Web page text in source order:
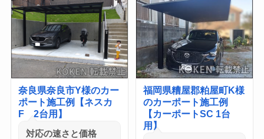
奈良県奈良市Y様のカー
ポート施工例【ネスカ
F 2台用】
対応の速さと価格
福岡県糟屋郡粕屋町K様
のカーポート施工例
【カーポートSC 1台
用】